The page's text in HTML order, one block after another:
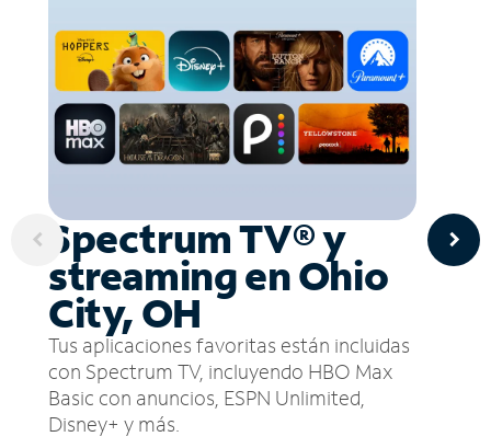
Spectrum TV® y
streaming en Ohio
City, OH
Tus aplicaciones favoritas están incluidas
con Spectrum TV, incluyendo HBO Max
Basic con anuncios, ESPN Unlimited,
Disney+ y más.